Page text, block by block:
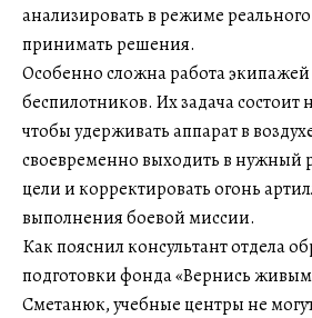
анализировать в режиме
принимать решения.
Особенно сложна работа
беспилотников. Их задача состоит
чтобы удерживать аппарат в
своевременно выходить в нужный
цели и корректировать огонь
выполнения боевой миссии.
Как пояснил консультант отдела
подготовки фонда «Вернись
Сметанюк, учебные центры не